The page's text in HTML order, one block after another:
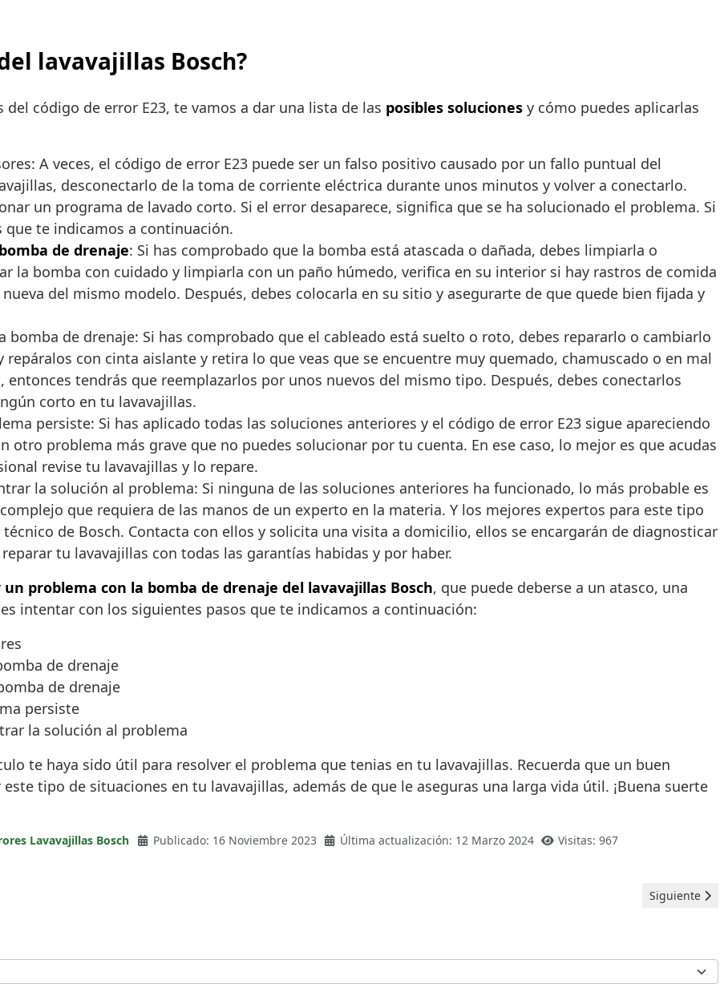
lavavajillas Bosch?
código de error E23, te vamos a dar una lista de las posibles soluciones y cómo puedes aplicarlas
A veces, el código de error E23 puede ser un falso positivo causado por un fallo puntual del
desconectarlo de la toma de corriente eléctrica durante unos minutos y volver a conectarlo.
un programa de lavado corto. Si el error desaparece, significa que se ha solucionado el problema. Si
te indicamos a continuación.
de drenaje: Si has comprobado que la bomba está atascada o dañada, debes limpiarla o
la bomba con cuidado y limpiarla con un paño húmedo, verifica en su interior si hay rastros de comida
del mismo modelo. Después, debes colocarla en su sitio y asegurarte de que quede bien fijada y
bomba de drenaje: Si has comprobado que el cableado está suelto o roto, debes repararlo o cambiarlo
repáralos con cinta aislante y retira lo que veas que se encuentre muy quemado, chamuscado o en mal
tendrás que reemplazarlos por unos nuevos del mismo tipo. Después, debes conectarlos
corto en tu lavavajillas.
persiste: Si has aplicado todas las soluciones anteriores y el código de error E23 sigue apareciendo
otro problema más grave que no puedes solucionar por tu cuenta. En ese caso, lo mejor es que acudas
revise tu lavavajillas y lo repare.
la solución al problema: Si ninguna de las soluciones anteriores ha funcionado, lo más probable es
que requiera de las manos de un experto en la materia. Y los mejores expertos para este tipo
de Bosch. Contacta con ellos y solicita una visita a domicilio, ellos se encargarán de diagnosticar
tu lavavajillas con todas las garantías habidas y por haber.
un problema con la bomba de drenaje del lavavajillas Bosch, que puede deberse a un atasco, una
intentar con los siguientes pasos que te indicamos a continuación:
de drenaje
de drenaje
persiste
la solución al problema
te haya sido útil para resolver el problema que tenias en tu lavavajillas. Recuerda que un buen
tipo de situaciones en tu lavavajillas, además de que le aseguras una larga vida útil. ¡Buena suerte
Lavavajillas Bosch Publicado: 16 Noviembre 2023 Última actualización: 12 Marzo 2024 Visitas: 967
Artículo
Siguiente